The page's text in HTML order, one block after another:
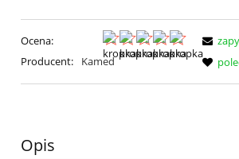
Ocena:
Producent:
Kamed
Opis